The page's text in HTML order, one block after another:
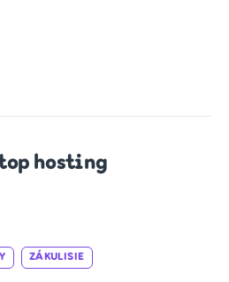
hosting
Categories
ZÁKULISIE